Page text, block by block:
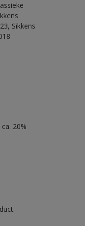
Sikkens
20%